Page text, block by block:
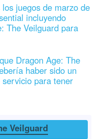
juegos de marzo de
incluyendo
The Veilguard para
Dragon Age: The
haber sido un
servicio para tener
Veilguard